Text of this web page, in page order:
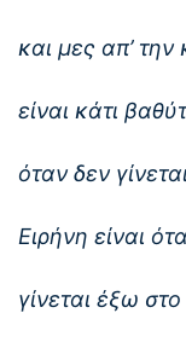
και μες απ’
είναι κάτι
όταν δεν
Ειρήνη είναι
γίνεται έξω